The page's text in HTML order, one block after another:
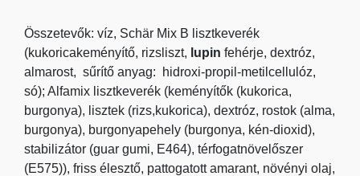
Összetevők: víz, Schär Mix B lisztkeverék
(kukoricakeményítő, rizsliszt, lupin fehérje, dextróz,
almarost, sűrítő anyag: hidroxi-propil-metilcellulóz,
só); Alfamix lisztkeverék (keményítők (kukorica,
burgonya), lisztek (rizs,kukorica), dextróz, rostok (alma,
burgonya), burgonyapehely (burgonya, kén-dioxid),
stabilizátor (guar gumi, E464), térfogatnövelőszer
(E575)), friss élesztő, pattogatott amarant, növényi olaj,